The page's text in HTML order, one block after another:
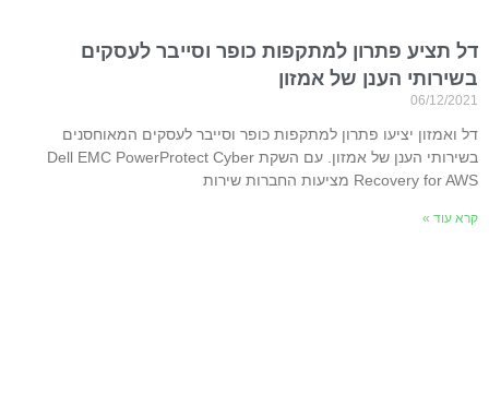
דל תציע פתרון למתקפות כופר וסייבר לעסקים
בשירותי הענן של אמזון
06/12/2021
דל ואמזון יציעו פתרון למתקפות כופר וסייבר לעסקים המאוחסנים
בשירותי הענן של אמזון. עם השקת Dell EMC PowerProtect Cyber
Recovery for AWS מציעות החברות שירות
קרא עוד »